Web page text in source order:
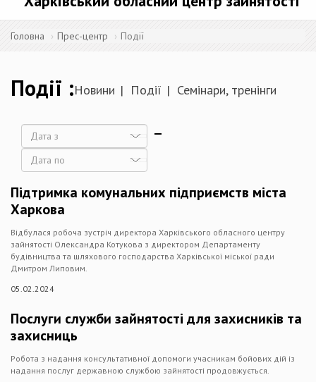
Головна Прес-центр Події
Події Новини Події Семінари, тренінги
Дата
Підтримка комунальних підприємств міста
Харкова
Відбулася робоча зустріч директора Харківського обласного центру
зайнятості Олександра Котукова з директором Департаменту
будівництва та шляхового господарства Харківської міської ради
Дмитром Липовим.
05.02.2024
Послуги служби зайнятості для захисників та
захисниць
Робота з надання консультативної допомоги учасникам бойових дій із
надання послуг державною службою зайнятості продовжується.